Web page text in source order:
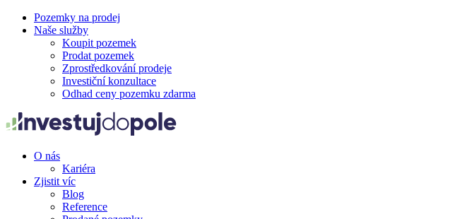
Pozemky na prodej
Naše služby
Koupit pozemek
Prodat pozemek
Zprostředkování prodeje
Investiční konzultace
Odhad ceny pozemku zdarma
O nás
Kariéra
Zjistit víc
Blog
Reference